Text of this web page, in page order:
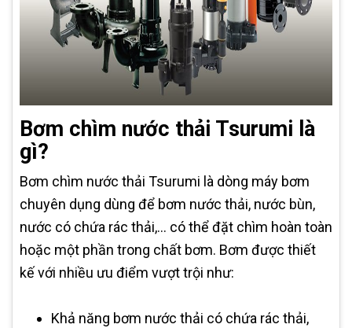
Bơm chìm nước thải Tsurumi là
gì?
Bơm chìm nước thải Tsurumi là dòng máy bơm
chuyên dụng dùng để bơm nước thải, nước bùn,
nước có chứa rác thải,... có thể đặt chìm hoàn toàn
hoặc một phần trong chất bơm. Bơm được thiết
kế với nhiều ưu điểm vượt trội như:
Khả năng bơm nước thải có chứa rác thải,